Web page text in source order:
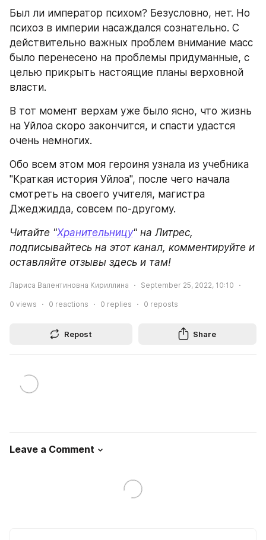
Был ли император психом? Безусловно, нет. Но
психоз в империи насаждался сознательно. С
действительно важных проблем внимание масс
было перенесено на проблемы придуманные, с
целью прикрыть настоящие планы верховной
власти.
В тот момент верхам уже было ясно, что жизнь
на Уйлоа скоро закончится, и спасти удастся
очень немногих.
Обо всем этом моя героиня узнала из учебника
"Краткая история Уйлоа", после чего начала
смотреть на своего учителя, магистра
Джеджидда, совсем по-другому.
Читайте "Хранительницу" на Литрес,
подписывайтесь на этот канал, комментируйте и
оставляйте отзывы здесь и там!
Лариса Валентиновна Кириллина September 25, 2022, 10:10
0 views 0 reactions 0 replies 0 reposts
Repost Share
Leave a Comment